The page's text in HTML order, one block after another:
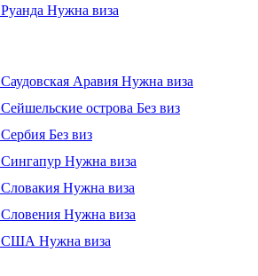
Руанда Нужна виза
Саудовская Аравия Нужна виза
Сейшельские острова Без виз
Сербия Без виз
Сингапур Нужна виза
Словакия Нужна виза
Словения Нужна виза
США Нужна виза